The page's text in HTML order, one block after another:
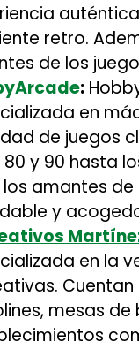
retro.
de los
:
en
de juegos
y 90 hasta
amantes
y
en la
mesas